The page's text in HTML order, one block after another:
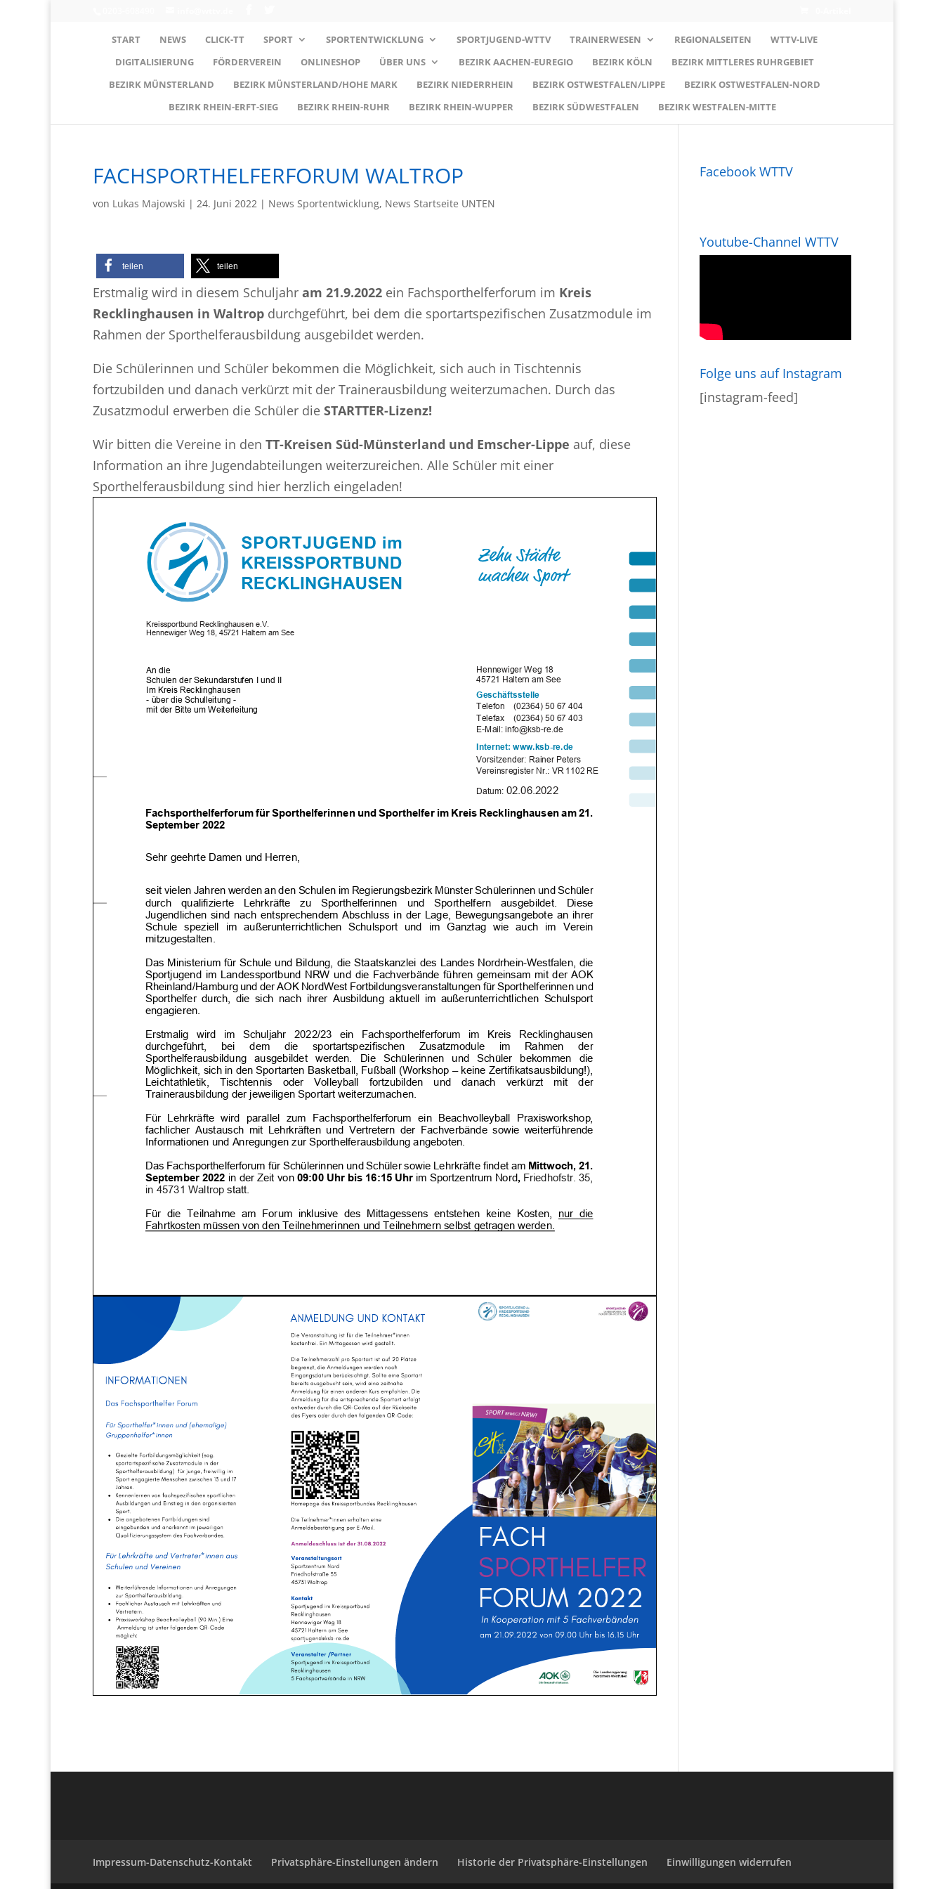
START NEWS CLICK-TT SPORT SPORTENTWICKLUNG SPORTJUGEND-WTTV TRAINERWESEN REGIONALSEITEN
WTTV-LIVE
DIGITALISIERUNG
FÖRDERVEREIN ONLINESHOP ÜBER UNS BEZIRK AACHEN-EUREGIO BEZIRK KÖLN
BEZIRK MITTLERES RUHRGEBIET
BEZIRK MÜNSTERLAND
BEZIRK MÜNSTERLAND/HOHE MARK BEZIRK NIEDERRHEIN BEZIRK OSTWESTFALEN/LIPPE
BEZIRK OSTWESTFALEN-NORD
BEZIRK RHEIN-ERFT-SIEG
BEZIRK RHEIN-RUHR BEZIRK RHEIN-WUPPER BEZIRK SÜDWESTFALEN BEZIRK WESTFALEN-MITTE
FACHSPORTHELFERFORUM WALTROP
von Lukas Majowski | 24. Juni 2022 | News Sportentwicklung, News Startseite UNTEN
teilen teilen
Erstmalig wird in diesem Schuljahr am 21.9.2022 ein Fachsporthelferforum im Kreis
Recklinghausen in Waltrop durchgeführt, bei dem die sportartspezifischen Zusatzmodule im
Rahmen der Sporthelferausbildung ausgebildet werden.
Die Schülerinnen und Schüler bekommen die Möglichkeit, sich auch in Tischtennis
fortzubilden und danach verkürzt mit der Trainerausbildung weiterzumachen. Durch das
Zusatzmodul erwerben die Schüler die STARTTER-Lizenz!
Wir bitten die Vereine in den TT-Kreisen Süd-Münsterland und Emscher-Lippe auf, diese
Information an ihre Jugendabteilungen weiterzureichen. Alle Schüler mit einer
Sporthelferausbildung sind hier herzlich eingeladen!
Facebook WTTV
Youtube-Channel WTTV
Folge uns auf Instagram
[instagram-feed]
Impressum-Datenschutz-Kontakt Privatsphäre-Einstellungen ändern Historie der Privatsphäre-Einstellungen Einwilligungen widerrufen